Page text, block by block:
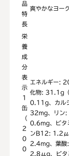
品
特
長
爽やかなヨー
栄
養
成
分
表
示
1
缶
（
2
0
0
エネルギー:
化物: 31.1g
0.11g、カル
32mg、リン
0.6mg、ビタ
ンB12:
2.4mg、葉
2.8μg、ビタ